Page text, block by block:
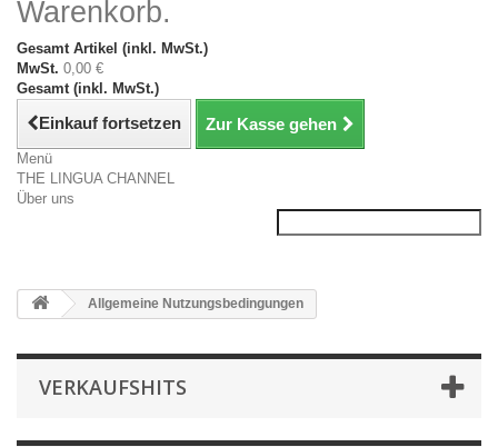
Warenkorb.
Gesamt Artikel (inkl. MwSt.)
MwSt. 0,00 €
Gesamt (inkl. MwSt.)
Einkauf fortsetzen Zur Kasse gehen
Menü
THE LINGUA CHANNEL
Über uns
Allgemeine Nutzungsbedingungen
VERKAUFSHITS